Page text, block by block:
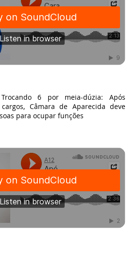
Trocando 6 por meia-dúzia: Após
Câmara de Aparecida deve
para ocupar funções